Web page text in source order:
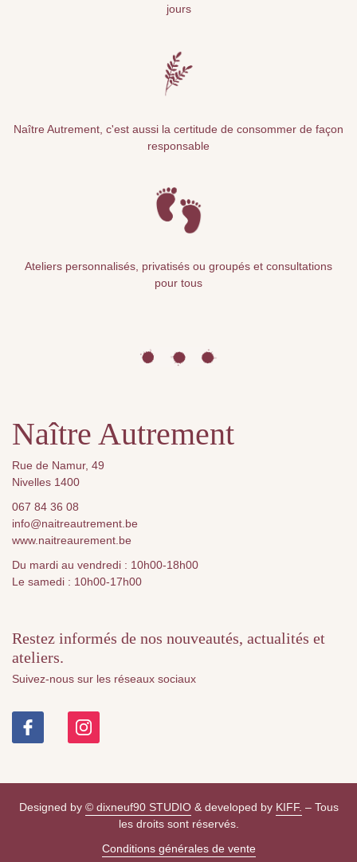
jours
Naître Autrement, c'est aussi la certitude de consommer de façon
responsable
Ateliers personnalisés, privatisés ou groupés et consultations
pour tous
Naître Autrement
Rue de Namur, 49
Nivelles 1400
067 84 36 08
info@naitreautrement.be
www.naitreaurement.be
Du mardi au vendredi : 10h00-18h00
Le samedi : 10h00-17h00
Restez informés de nos nouveautés, actualités et
ateliers.
Suivez-nous sur les réseaux sociaux
Designed by © dixneuf90 STUDIO& developed by KIFF. – Tous
les droits sont réservés.
Conditions générales de vente